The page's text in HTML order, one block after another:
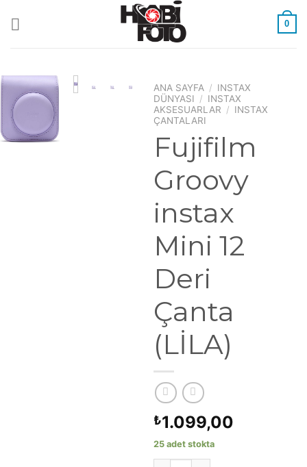
0
ANA SAYFA / INSTAX
DÜNYASI / INSTAX
AKSESUARLAR / INSTAX
ÇANTALARI
Fujifilm
Groovy
instax
Mini 12
Deri
Çanta
(LİLA)
₺1.099,00
25 adet stokta